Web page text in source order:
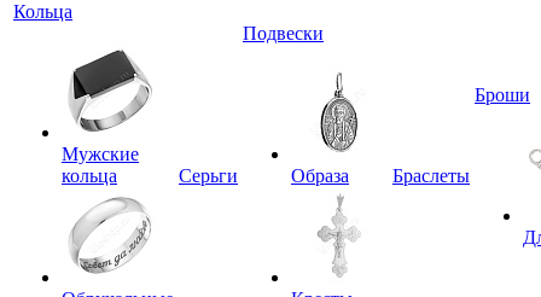
Кольца
Мужские
кольца
Серьги
Подвески
Образа Браслеты
Броши